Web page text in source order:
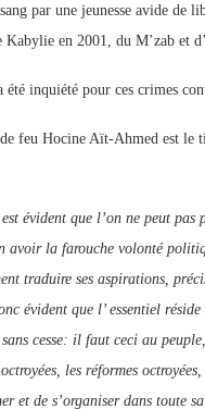
par une jeunesse avide de
en 2001, du M’zab et
inquiété pour ces crimes
feu Hocine Aït-Ahmed est le
est évident que l’on ne peut
avoir la farouche volonté
traduire ses aspirations,
évident que l’ essentiel
cesse: il faut ceci au
les réformes
et de s’organiser dans toute